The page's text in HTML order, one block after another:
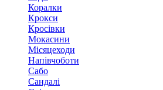
Коралки
Крокси
Кросівки
Мокасини
Місяцеходи
Напівчоботи
Сабо
Сандалі